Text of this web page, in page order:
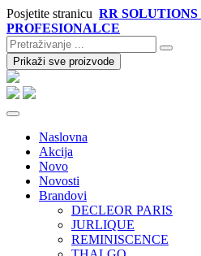
Posjetite stranicu RR
PROFESIONALCE
Prikaži sve proizvode
Naslovna
Akcija
Novo
Novosti
Brandovi
DECLEOR PARIS
JURLIQUE
REMINISCENCE